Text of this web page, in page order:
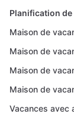
Planification de
Maison de
Maison de
Maison de
Maison de
Vacances avec